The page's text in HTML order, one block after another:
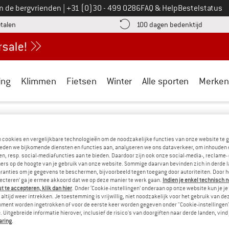
de bergvrienden Bel ons op
+31 (0)30 - 499 0286FAQ & HelpBestelstatus
vind de betalingsinformatie hier! Opent in een infovak
100 dagen bedenktijd Vind
Klimmen Fietsen Winter Alle sporten Merken
BIKE TO WORK
HEBBEN WE GEEN
ASSORTIMENT...
alternatieven aanbieden. Om deze snel te vinden, kun je
cookies en vergelijkbare technologieën om de noodzakelijke functies van onze website te
we bijkomende diensten en functies aan, analyseren we ons dataverkeer, om inhouden
resp. social-mediafuncties aan te bieden. Daardoor zijn ook onze social-media-, reclame-
op de hoogte van je gebruik van onze website. Sommige daarvan bevinden zich in derde
om je gegevens te beschermen, bijvoorbeeld tegen toegang door autoriteiten. Door
ga je ermee akkoord dat we op deze manier te werk gaan. Indien je enkel technisch
te accepteren, klik dan hier. Onder ‘Cookie-instellingen’ onderaan op onze website kun je
altijd weer intrekken. Je toestemming is vrijwillig, niet noodzakelijk voor het gebruik van
worden ingetrokken of voor de eerste keer worden gegeven onder "Cookie-
Uitgebreide informatie hierover, inclusief de risico's van doorgiften naar derde landen, vind
.